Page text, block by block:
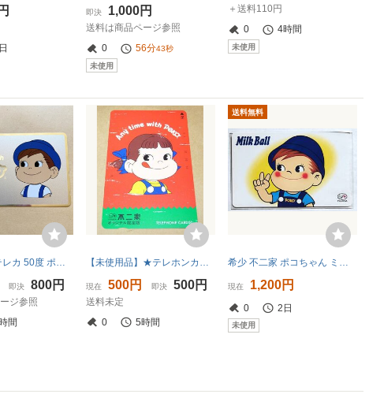
即決 1,000円
送料は商品ページ参照
0
56分42秒
未使用
＋送料110円
0
4時間
未使用
即決 800円
ジ参照
間
現在 500円 即決 500円
送料未定
0
5時間
送料無料
現在 1,200円
0 2日
未使用